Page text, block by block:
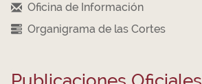
Oficina de Información
Organigrama de las Cortes